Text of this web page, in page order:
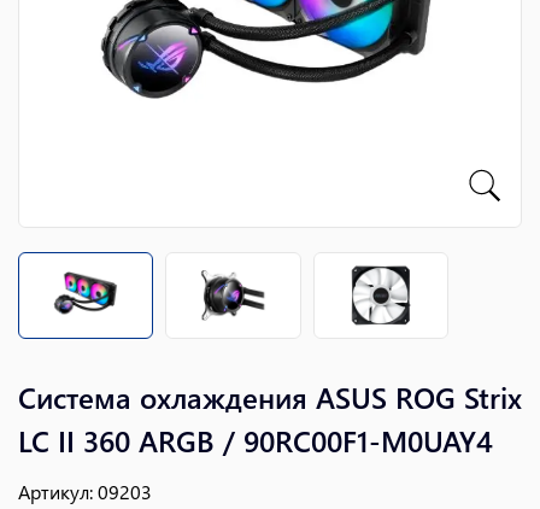
Система охлаждения ASUS ROG Strix
LC II 360 ARGB / 90RC00F1-M0UAY4
Артикул:09203